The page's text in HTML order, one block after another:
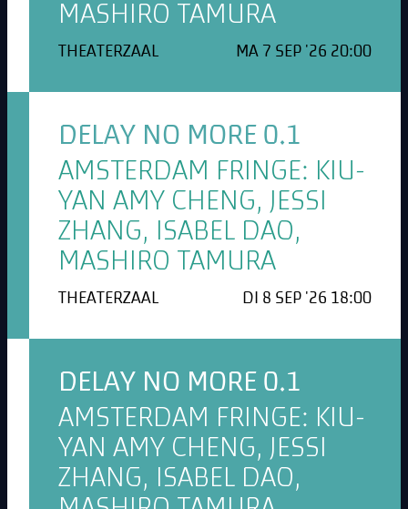
MASHIRO TAMURA
THEATERZAAL MA 7 SEP '26 20:00
DELAY NO MORE 0.1
AMSTERDAM FRINGE: KIU-
YAN AMY CHENG, JESSI
ZHANG, ISABEL DAO,
MASHIRO TAMURA
THEATERZAAL DI 8 SEP '26 18:00
DELAY NO MORE 0.1
AMSTERDAM FRINGE: KIU-
YAN AMY CHENG, JESSI
ZHANG, ISABEL DAO,